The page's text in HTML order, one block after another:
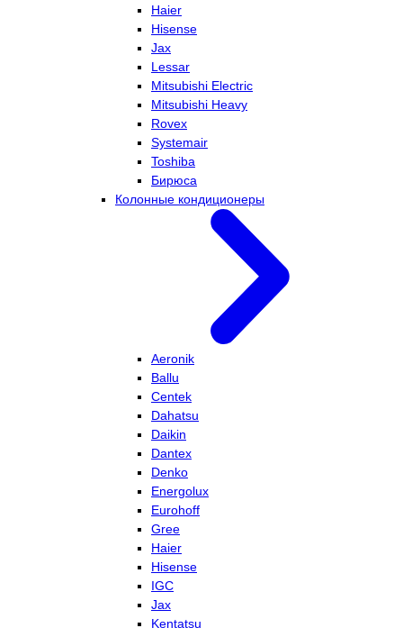
Haier
Hisense
Jax
Lessar
Mitsubishi Electric
Mitsubishi Heavy
Rovex
Systemair
Toshiba
Бирюса
Колонные кондиционеры
Aeronik
Ballu
Centek
Dahatsu
Daikin
Dantex
Denko
Energolux
Eurohoff
Gree
Haier
Hisense
IGC
Jax
Kentatsu